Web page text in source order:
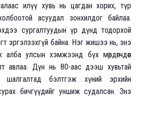
илүү хувь нь цагдан хорих, түр
асуудал зонхилдог байлаа.
сургалтуудын үр дүнд тодорхой
эргэлзэхгүй байна. Нэг жишээ нь, энэ
алба улсын хэмжээнд бүх мөрдөгчдөөс
авлаа. Дүн нь 80-аас дээш хувьтай
бэлтгэж хүний эрхийн
бичгүүдийг уншиж судалсан. Энэ